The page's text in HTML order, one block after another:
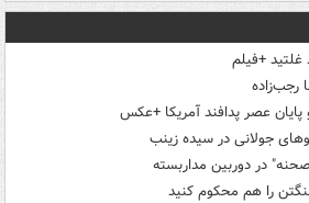
+فیلم
رجب‌زاده
جولانی در سیده زینب
را هم محکوم کنید